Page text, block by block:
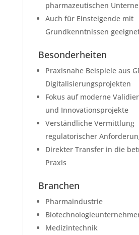
pharmazeutischen
Auch für Einsteigende mit
Grundkenntnissen
Besonderheiten
Praxisnahe Beispiele aus
Digitalisierungsprojekten
Fokus auf moderne
und Innovationsprojekte
Verständliche Vermittlung
regulatorischer
Direkter Transfer in die
Praxis
Branchen
Pharmaindustrie
Medizintechnik